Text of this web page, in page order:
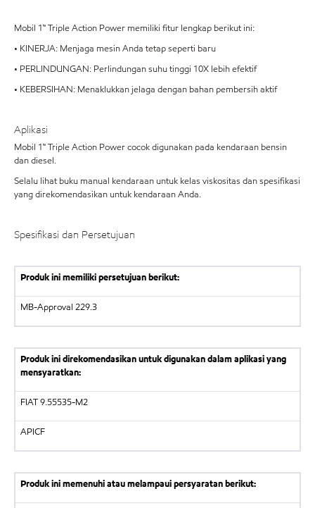
Mobil 1™ Triple Action Power memiliki fitur lengkap berikut ini:
• KINERJA: Menjaga mesin Anda tetap seperti baru
• PERLINDUNGAN: Perlindungan suhu tinggi 10X lebih efektif
• KEBERSIHAN: Menaklukkan jelaga dengan bahan pembersih aktif
Aplikasi
Mobil 1™ Triple Action Power cocok digunakan pada kendaraan bensin
dan diesel.
Selalu lihat buku manual kendaraan untuk kelas viskositas dan spesifikasi
yang direkomendasikan untuk kendaraan Anda.
Spesifikasi dan Persetujuan
Produk ini memiliki persetujuan berikut:
MB-Approval 229.3
Produk ini direkomendasikan untuk digunakan dalam aplikasi yang
mensyaratkan:
FIAT 9.55535-M2
APICF
Produk ini memenuhi atau melampaui persyaratan berikut: